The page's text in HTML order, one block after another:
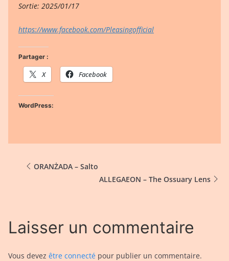
Sortie: 2025/01/17
https://www.facebook.com/Pleasingofficial
Partager :
X Facebook
WordPress:
ORANŻADA – Salto
ALLEGAEON – The Ossuary Lens
Laisser un commentaire
Vous devez être connecté pour publier un commentaire.